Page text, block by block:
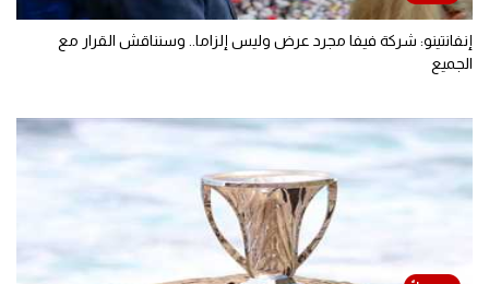
إنفانتينو: شركة فيفا مجرد عرض وليس إلزاما.. وسنناقش القرار مع
الجميع